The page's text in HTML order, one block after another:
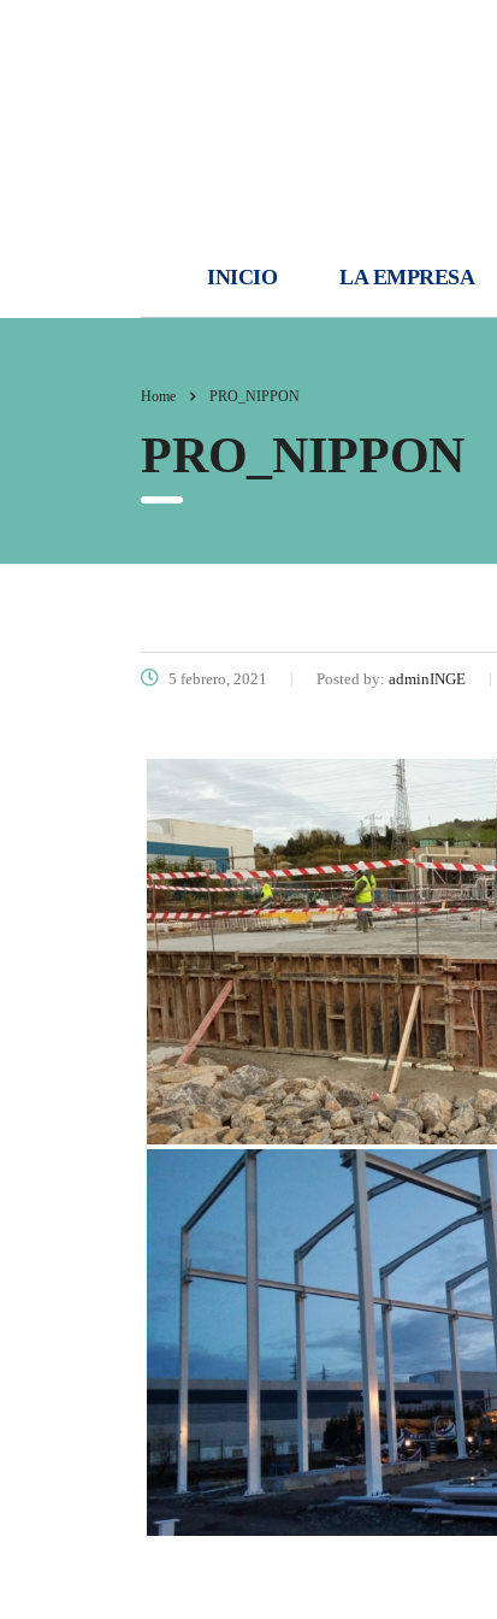
INICIO LA EMPRESA
Home PRO_NIPPON
PRO_NIPPON
5 febrero, 2021 Posted by: adminINGE